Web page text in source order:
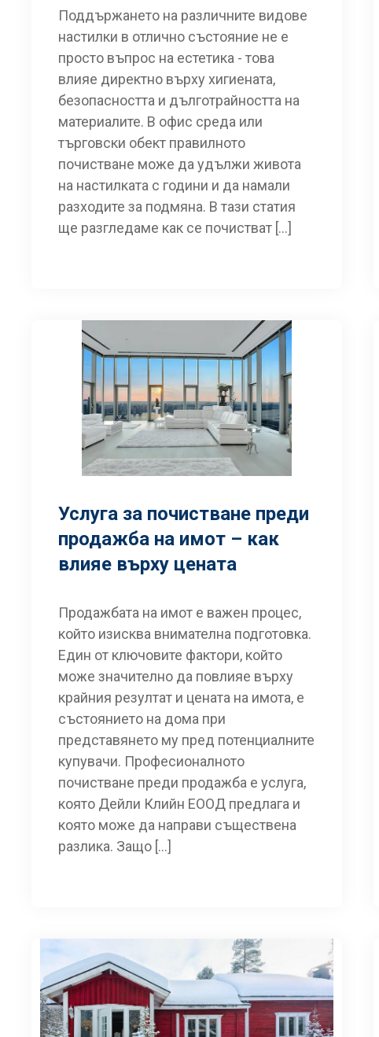
Поддържането на различните видове
настилки в отлично състояние не е
просто въпрос на естетика - това
влияе директно върху хигиената,
безопасността и дълготрайността на
материалите. В офис среда или
търговски обект правилното
почистване може да удължи живота
на настилката с години и да намали
разходите за подмяна. В тази статия
ще разгледаме как се почистват […]
Услуга за почистване преди
продажба на имот – как
влияе върху цената
Продажбата на имот е важен процес,
който изисква внимателна подготовка.
Един от ключовите фактори, който
може значително да повлияе върху
крайния резултат и цената на имота, е
състоянието на дома при
представянето му пред потенциалните
купувачи. Професионалното
почистване преди продажба е услуга,
която Дейли Клийн ЕООД предлага и
която може да направи съществена
разлика. Защо […]